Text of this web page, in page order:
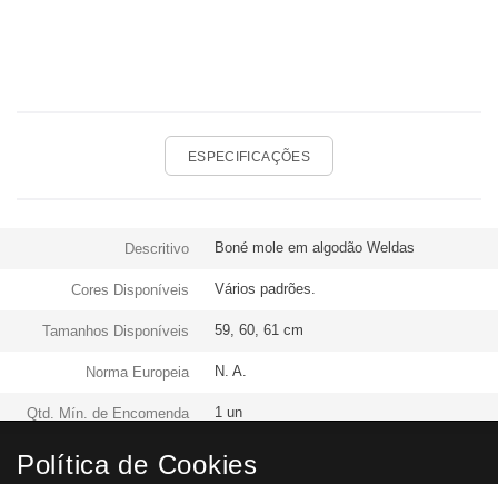
ESPECIFICAÇÕES
Descritivo Boné mole em algodão Weldas
Cores Disponíveis Vários padrões.
Tamanhos Disponíveis 59, 60, 61 cm
Norma Europeia N. A.
Qtd. Mín. de Encomenda 1 un
Política de Cookies